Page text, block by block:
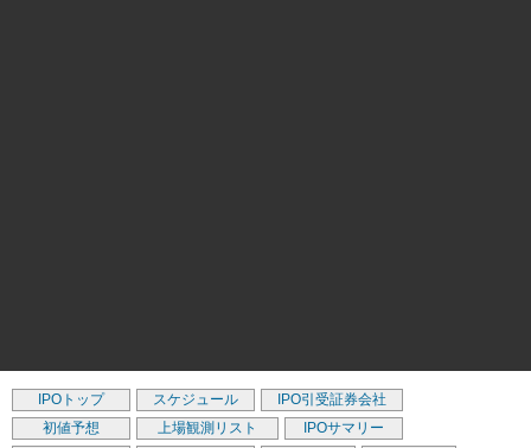
IPOトップ スケジュール
IPO引受証券会社
初値予想
上場観測リスト
IPOサマリー